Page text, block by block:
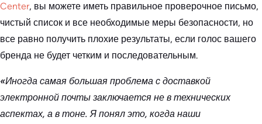
Center, вы можете иметь правильное проверочное письмо,
чистый список и все необходимые меры безопасности, но
все равно получить плохие результаты, если голос вашего
бренда не будет четким и последовательным.
«Иногда самая большая проблема с доставкой
электронной почты заключается не в технических
аспектах, а в тоне. Я понял это, когда наши